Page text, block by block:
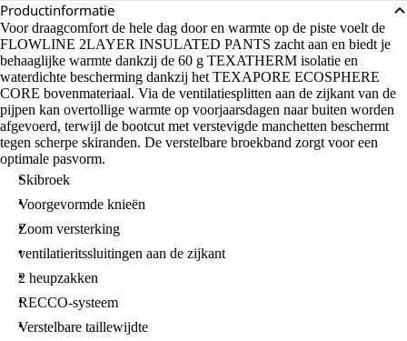
Productinformatie
Voor draagcomfort de hele dag door en warmte op de piste voelt de
FLOWLINE 2LAYER INSULATED PANTS zacht aan en biedt je
behaaglijke warmte dankzij de 60 g TEXATHERM isolatie en
waterdichte bescherming dankzij het TEXAPORE ECOSPHERE
CORE bovenmateriaal. Via de ventilatiesplitten aan de zijkant van de
pijpen kan overtollige warmte op voorjaarsdagen naar buiten worden
afgevoerd, terwijl de bootcut met verstevigde manchetten beschermt
tegen scherpe skiranden. De verstelbare broekband zorgt voor een
optimale pasvorm.
Skibroek
Voorgevormde knieën
Zoom versterking
ventilatieritssluitingen aan de zijkant
2 heupzakken
RECCO-systeem
Verstelbare taillewijdte